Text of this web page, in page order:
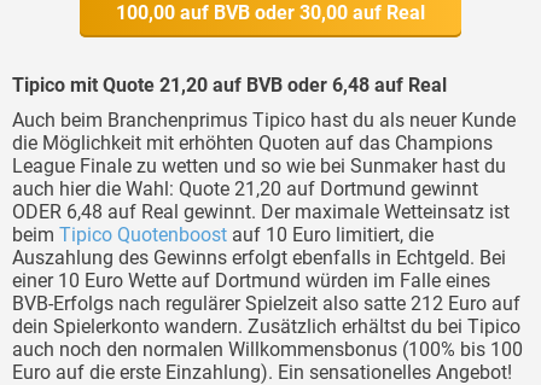
100,00 auf BVB oder 30,00 auf Real
Tipico mit Quote 21,20 auf BVB oder 6,48 auf Real
Auch beim Branchenprimus Tipico hast du als neuer Kunde
die Möglichkeit mit erhöhten Quoten auf das Champions
League Finale zu wetten und so wie bei Sunmaker hast du
auch hier die Wahl: Quote 21,20 auf Dortmund gewinnt
ODER 6,48 auf Real gewinnt. Der maximale Wetteinsatz ist
beim Tipico Quotenboost auf 10 Euro limitiert, die
Auszahlung des Gewinns erfolgt ebenfalls in Echtgeld. Bei
einer 10 Euro Wette auf Dortmund würden im Falle eines
BVB-Erfolgs nach regulärer Spielzeit also satte 212 Euro auf
dein Spielerkonto wandern. Zusätzlich erhältst du bei Tipico
auch noch den normalen Willkommensbonus (100% bis 100
Euro auf die erste Einzahlung). Ein sensationelles Angebot!